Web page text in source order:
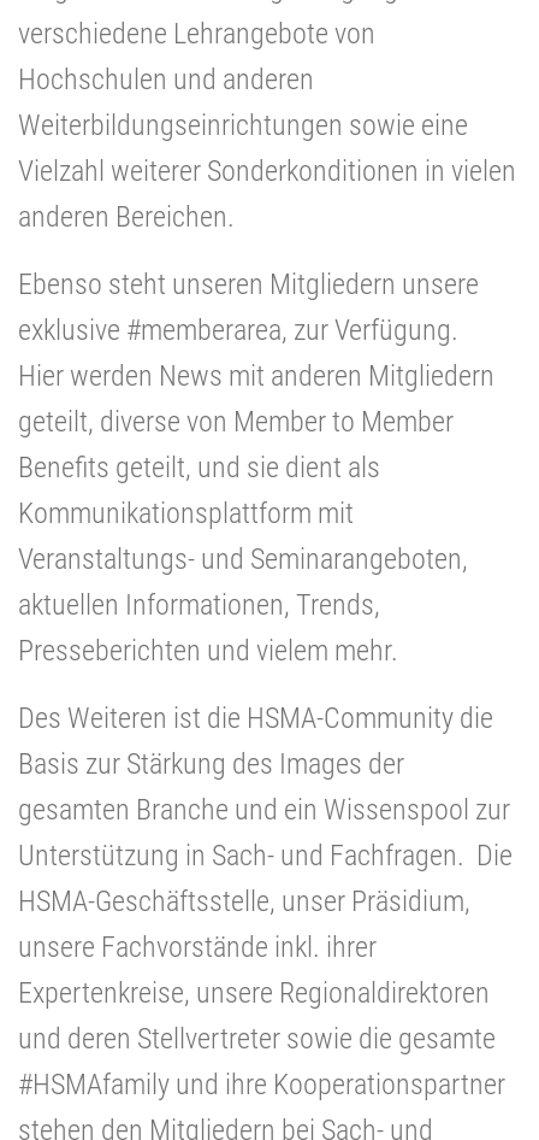
verschiedene Lehrangebote von
Hochschulen und anderen
Weiterbildungseinrichtungen sowie eine
Vielzahl weiterer Sonderkonditionen in vielen
anderen Bereichen.
Ebenso steht unseren Mitgliedern unsere
exklusive #memberarea, zur Verfügung.
Hier werden News mit anderen Mitgliedern
geteilt, diverse von Member to Member
Benefits geteilt, und sie dient als
Kommunikationsplattform mit
Veranstaltungs- und Seminarangeboten,
aktuellen Informationen, Trends,
Presseberichten und vielem mehr.
Des Weiteren ist die HSMA-Community die
Basis zur Stärkung des Images der
gesamten Branche und ein Wissenspool zur
Unterstützung in Sach- und Fachfragen. Die
HSMA-Geschäftsstelle, unser Präsidium,
unsere Fachvorstände inkl. ihrer
Expertenkreise, unsere Regionaldirektoren
und deren Stellvertreter sowie die gesamte
#HSMAfamily und ihre Kooperationspartner
stehen den Mitgliedern bei Sach- und